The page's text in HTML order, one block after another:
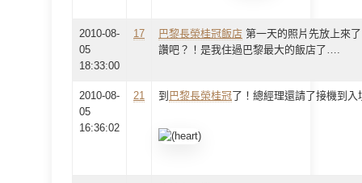
2010-08-
05
18:33:00
17 巴黎長榮桂冠飯店 第一天的照片先放上來
讚吧？！是我住過巴黎最大的飯店了….
2010-08-
05
16:36:02
21 到 巴黎長榮桂冠了！總經理還請了接機到